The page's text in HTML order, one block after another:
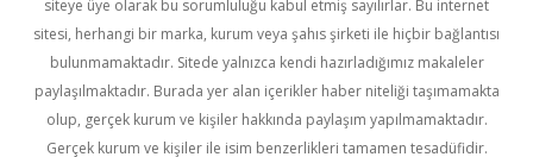
siteye üye olarak bu sorumluluğu kabul etmiş sayılırlar. Bu internet
sitesi, herhangi bir marka, kurum veya şahıs şirketi ile hiçbir bağlantısı
bulunmamaktadır. Sitede yalnızca kendi hazırladığımız makaleler
paylaşılmaktadır. Burada yer alan içerikler haber niteliği taşımamakta
olup, gerçek kurum ve kişiler hakkında paylaşım yapılmamaktadır.
Gerçek kurum ve kişiler ile isim benzerlikleri tamamen tesadüfidir.